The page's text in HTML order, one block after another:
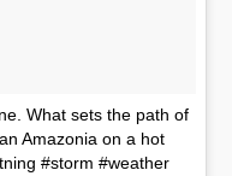
What sets the path of
Amazonia on a hot
#storm #weather